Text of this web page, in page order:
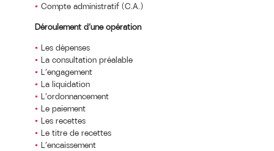
Compte administratif (C.A.)
Déroulement d’une opération
Les dépenses
La consultation préalable
L’engagement
La liquidation
L’ordonnancement
Le paiement
Les recettes
Le titre de recettes
L’encaissement